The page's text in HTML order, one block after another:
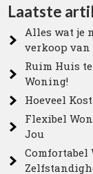
Laatste
Alles wat je
verkoop van
Ruim Huis
Woning!
Hoeveel
Flexibel
Jou
Comfortabel